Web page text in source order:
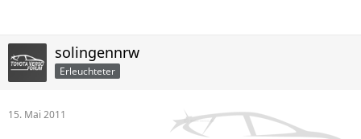
solingennrw
Erleuchteter
15. Mai 2011